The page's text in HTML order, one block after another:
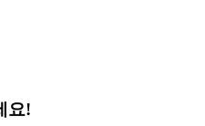
요!